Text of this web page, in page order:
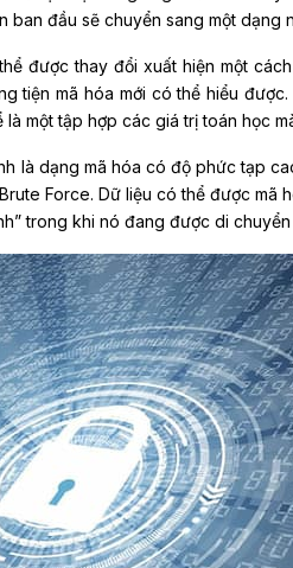
ban đầu sẽ chuyển sang một
được thay đổi xuất hiện một
tiện mã hóa mới có thể hiểu
là một tập hợp các giá trị toán học
là dạng mã hóa có độ phức tạp
Force. Dữ liệu có thể được mã
trong khi nó đang được di